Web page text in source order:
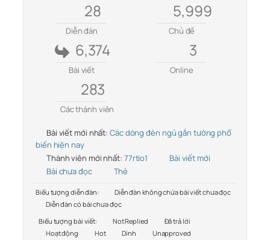
28
Diễn đàn
5,999
Chủ đề
6,374
Bài viết
3
Online
283
Các thành viên
Bài viết mới nhất: Các dòng đèn ngủ gắn tường phổ
biến hiện nay
Thành viên mới nhất: 77rtio1
Bài viết mới
Bài chưa đọc
Thẻ
Biểu tượng diễn đàn:
Diễn đàn không chứa bài viết chưa đọc
Diễn đàn có bài chưa đọc
Biểu tượng bài viết:
Not Replied
Đã trả lời
Hoạt động
Hot Dính Unapproved